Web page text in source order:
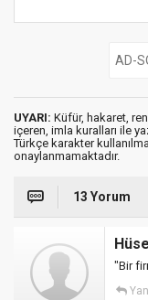
UYARI: Küfür, hakaret,
içeren, imla kuralları ile
Türkçe karakter
onaylanmamaktadır.
13 Yorum
"Bir